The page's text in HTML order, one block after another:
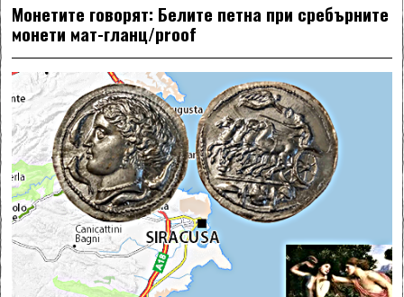
Монетите говорят: Белите петна при сребърните
монети мат-гланц/proof